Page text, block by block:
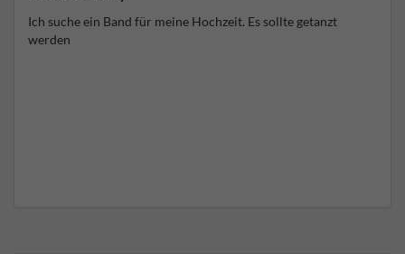
Ich suche ein Band für meine Hochzeit. Es sollte getanzt
werden